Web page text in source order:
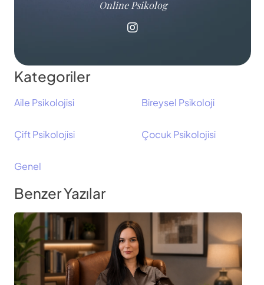
Online Psikolog
Kategoriler
Aile Psikolojisi Bireysel Psikoloji
Çift Psikolojisi Çocuk Psikolojisi
Genel
Benzer Yazılar